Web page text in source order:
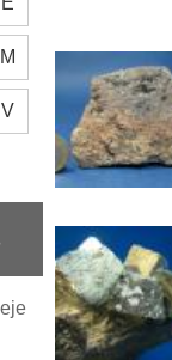
M
V